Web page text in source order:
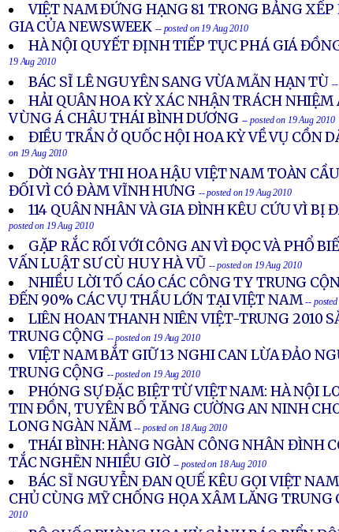
VIỆT NAM ĐỨNG HẠNG 81 TRONG BẢNG XẾP
GIA CỦA NEWSWEEK -- posted on 19 Aug 2010
HÀ NỘI QUYẾT ĐỊNH TIẾP TỤC PHÁ GIÁ
19 Aug 2010
BÁC SĨ LÊ NGUYÊN SANG VỪA MÃN HẠN TÙ --
HẢI QUÂN HOA KỲ XÁC NHẬN TRÁCH
VÙNG Á CHÂU THÁI BÌNH DƯƠNG -- posted on 19 Aug 2010
ĐIỀU TRẦN Ở QUỐC HỘI HOA KỲ VỀ VỤ CỒN
on 19 Aug 2010
DỜI NGÀY THI HOA HẬU VIỆT NAM TOÀN
ĐỐI VÌ CÓ ĐÀM VĨNH HƯNG -- posted on 19 Aug 2010
114 QUÂN NHÂN VÀ GIA ĐÌNH KÊU CỨU VÌ BỊ
posted on 19 Aug 2010
GẶP RẮC RỐI VỚI CÔNG AN VÌ ĐỌC VÀ PHỔ
VẤN LUẬT SƯ CÙ HUY HÀ VŨ -- posted on 19 Aug 2010
NHIỀU LỜI TỐ CÁO CÁC CÔNG TY TRUNG
ĐẾN 90% CÁC VỤ THẦU LỚN TẠI VIỆT NAM--
LIÊN HOAN THANH NIÊN VIỆT-TRUNG 2010
TRUNG CỘNG -- posted on 19 Aug 2010
VIỆT NAM BẮT GIỮ 13 NGHI CAN LỪA ĐẢO
TRUNG CỘNG -- posted on 19 Aug 2010
PHÓNG SỰ ĐẶC BIỆT TỪ VIỆT NAM: HÀ NỘI
TIN ĐỒN, TUYÊN BỐ TĂNG CƯỜNG AN NINH
LONG NGÀN NĂM -- posted on 18 Aug 2010
THÁI BÌNH: HÀNG NGÀN CÔNG NHÂN ĐÌNH
TẮC NGHẼN NHIỀU GIỜ -- posted on 18 Aug 2010
BÁC SĨ NGUYỄN ĐAN QUẾ KÊU GỌI VIỆT
CHỦ CÙNG MỸ CHỐNG HỌA XÂM LĂNG TRUNG
2010